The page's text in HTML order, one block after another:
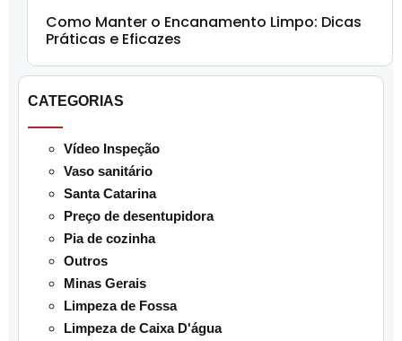
Como Manter o Encanamento Limpo: Dicas
Práticas e Eficazes
CATEGORIAS
Vídeo Inspeção
Vaso sanitário
Santa Catarina
Preço de desentupidora
Pia de cozinha
Outros
Minas Gerais
Limpeza de Fossa
Limpeza de Caixa D'água